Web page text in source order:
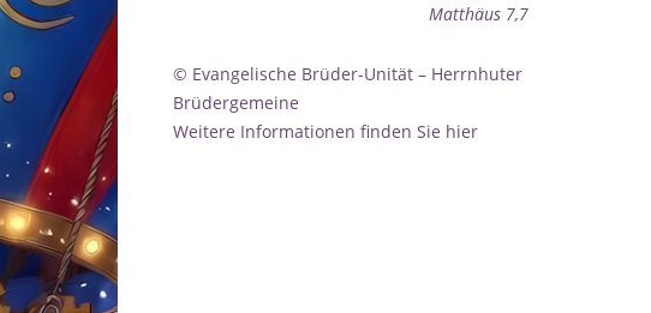
Matthäus 7,7
© Evangelische Brüder-Unität – Herrnhuter
Brüdergemeine
Weitere Informationen finden Sie hier